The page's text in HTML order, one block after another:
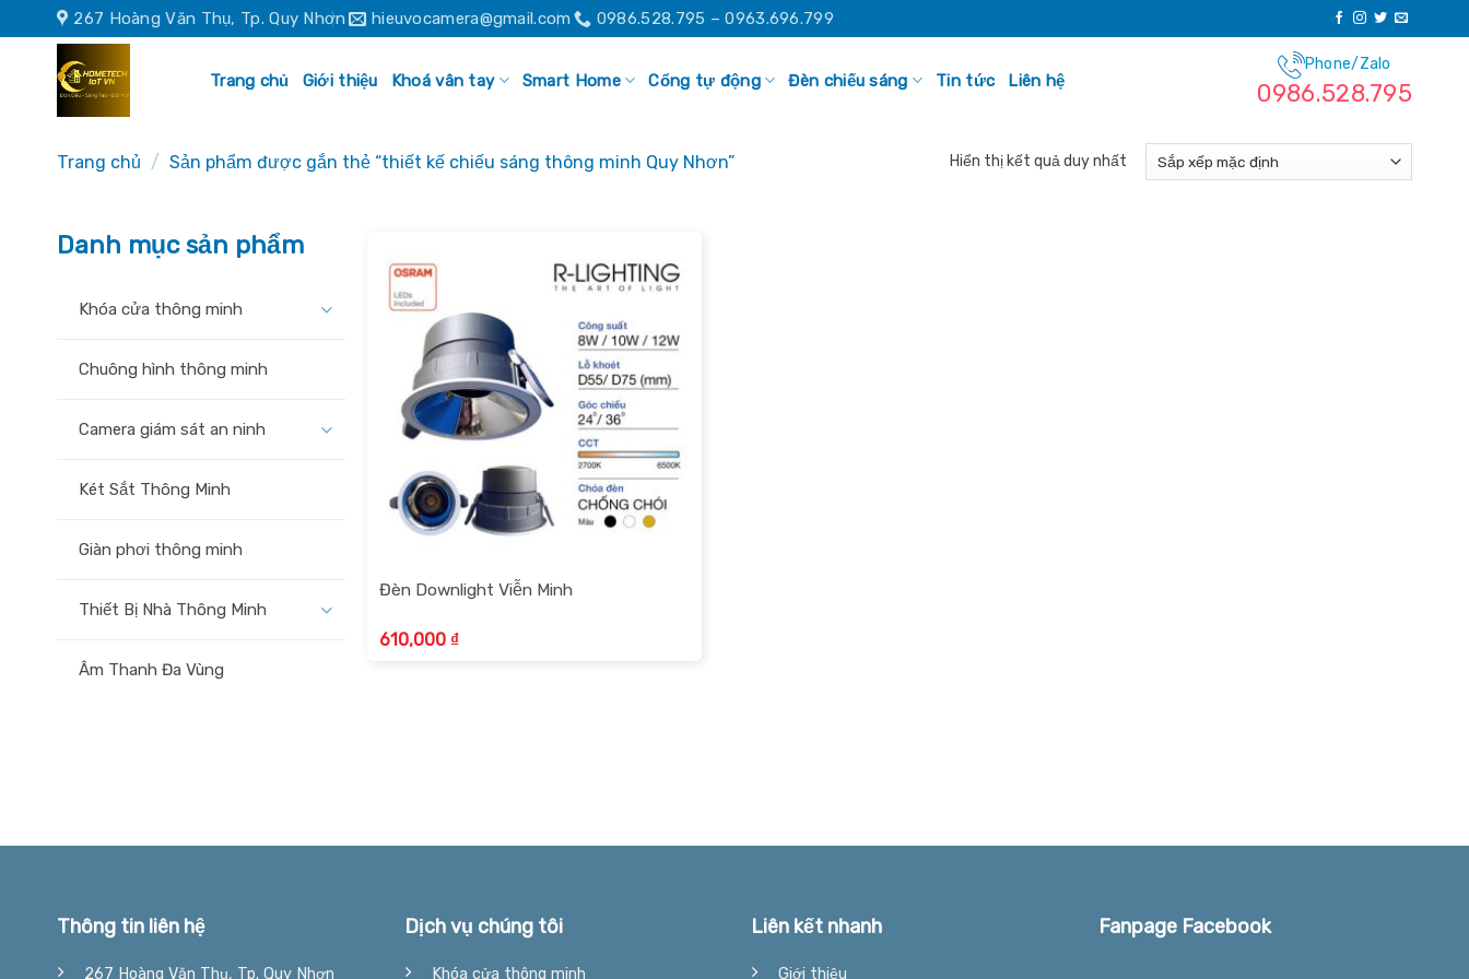
to
content
267 Hoàng Văn Thụ, Tp. Quy Nhơn hieuvocamera@gmail.com 0986.528.795 – 0963.696.799
Trang chủ Giới thiệu Khoá vân tay Smart Home Cổng tự động Đèn chiếu sáng Tin tức Liên hệ
Phone/Zalo
0986.528.795
Trang chủ / Sản phẩm được gắn thẻ “thiết kế chiếu sáng thông minh Quy Nhơn” Hiển thị kết quả duy nhất
Danh mục sản phẩm
Khóa cửa thông minh
Chuông hình thông minh
Camera giám sát an ninh
Két Sắt Thông Minh
Giàn phơi thông minh
Thiết Bị Nhà Thông Minh
Âm Thanh Đa Vùng
Add to
Đèn Downlight Viễn Minh
610,000 ₫
Thông tin liên hệ
267 Hoàng Văn Thụ, Tp. Quy Nhơn
Dịch vụ chúng tôi
Khóa cửa thông minh
Liên kết nhanh
Giới thiệu
Fanpage Facebook